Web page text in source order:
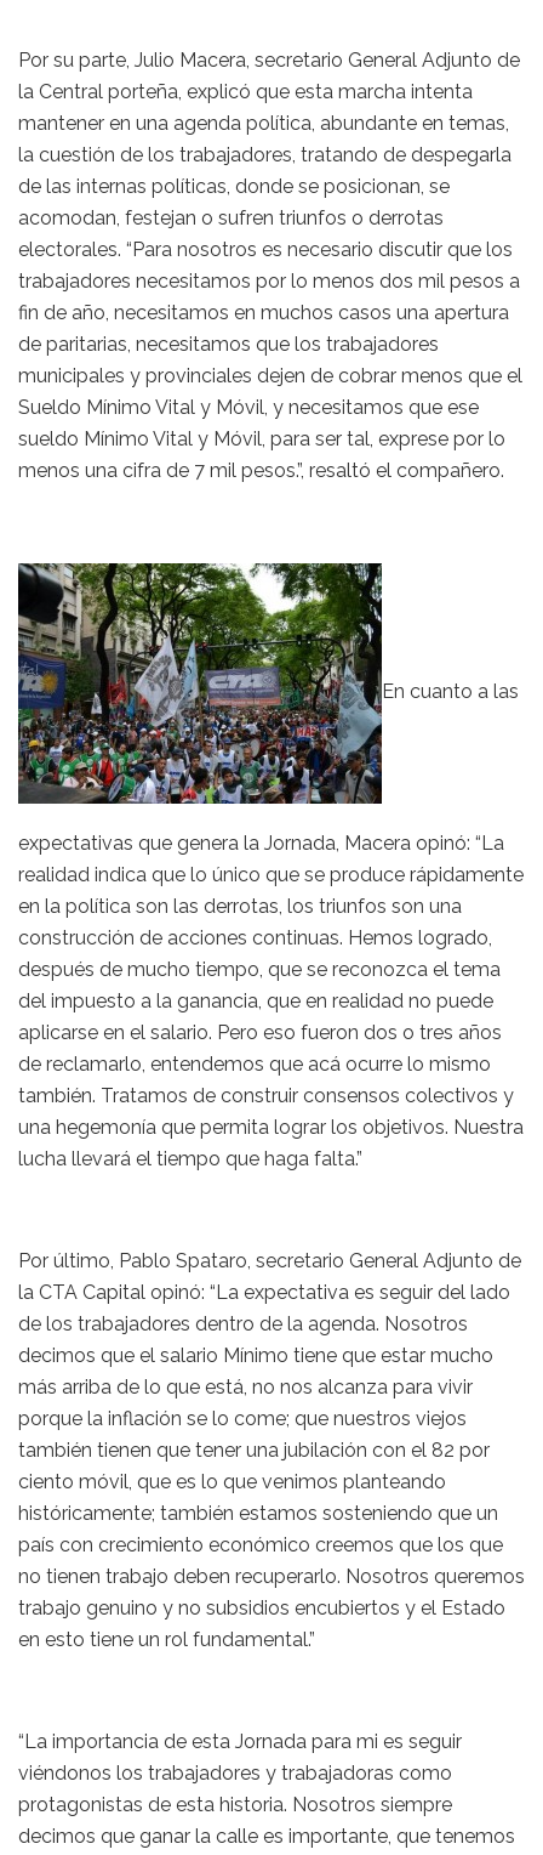
Por su parte, Julio Macera, secretario General Adjunto de
la Central porteña, explicó que esta marcha intenta
mantener en una agenda política, abundante en temas,
la cuestión de los trabajadores, tratando de despegarla
de las internas políticas, donde se posicionan, se
acomodan, festejan o sufren triunfos o derrotas
electorales. “Para nosotros es necesario discutir que los
trabajadores necesitamos por lo menos dos mil pesos a
fin de año, necesitamos en muchos casos una apertura
de paritarias, necesitamos que los trabajadores
municipales y provinciales dejen de cobrar menos que el
Sueldo Mínimo Vital y Móvil, y necesitamos que ese
sueldo Mínimo Vital y Móvil, para ser tal, exprese por lo
menos una cifra de 7 mil pesos.”, resaltó el compañero.
En cuanto a las
expectativas que genera la Jornada, Macera opinó: “La
realidad indica que lo único que se produce rápidamente
en la política son las derrotas, los triunfos son una
construcción de acciones continuas. Hemos logrado,
después de mucho tiempo, que se reconozca el tema
del impuesto a la ganancia, que en realidad no puede
aplicarse en el salario. Pero eso fueron dos o tres años
de reclamarlo, entendemos que acá ocurre lo mismo
también. Tratamos de construir consensos colectivos y
una hegemonía que permita lograr los objetivos. Nuestra
lucha llevará el tiempo que haga falta.”
Por último, Pablo Spataro, secretario General Adjunto de
la CTA Capital opinó: “La expectativa es seguir del lado
de los trabajadores dentro de la agenda. Nosotros
decimos que el salario Mínimo tiene que estar mucho
más arriba de lo que está, no nos alcanza para vivir
porque la inflación se lo come; que nuestros viejos
también tienen que tener una jubilación con el 82 por
ciento móvil, que es lo que venimos planteando
históricamente; también estamos sosteniendo que un
país con crecimiento económico creemos que los que
no tienen trabajo deben recuperarlo. Nosotros queremos
trabajo genuino y no subsidios encubiertos y el Estado
en esto tiene un rol fundamental.”
“La importancia de esta Jornada para mi es seguir
viéndonos los trabajadores y trabajadoras como
protagonistas de esta historia. Nosotros siempre
decimos que ganar la calle es importante, que tenemos